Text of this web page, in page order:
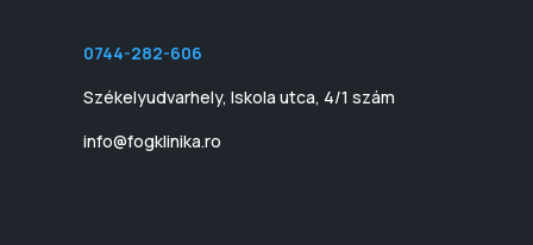
0744-282-606
Székelyudvarhely, Iskola utca, 4/1 szám
info@fogklinika.ro